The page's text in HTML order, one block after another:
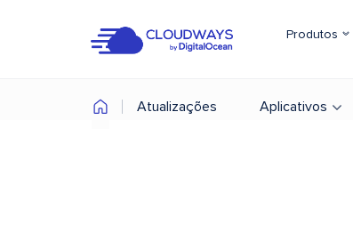
Produtos
Atualizações Aplicativos